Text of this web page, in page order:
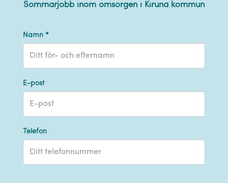
Sommarjobb inom omsorgen i Kiruna kommun
Namn *
E-post
Telefon